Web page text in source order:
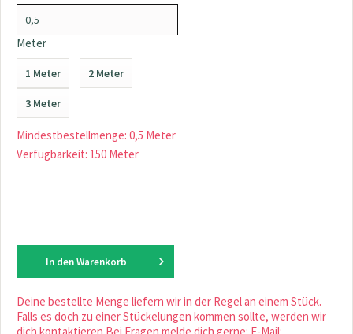
Meter
1 Meter 2 Meter
3 Meter
Mindestbestellmenge: 0,5 Meter
Verfügbarkeit: 150 Meter
In den Warenkorb
Deine bestellte Menge liefern wir in der Regel an einem Stück.
Falls es doch zu einer Stückelungen kommen sollte, werden wir